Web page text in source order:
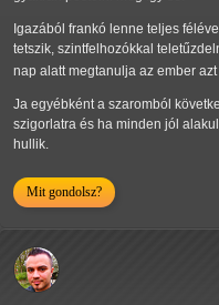
Igazából frankó lenne teljes
tetszik, szintfelhozókkal
nap alatt megtanulja az ember
Ja egyébként a szaromból
szigorlatra és ha minden jól
hullik.
Mit gondolsz?